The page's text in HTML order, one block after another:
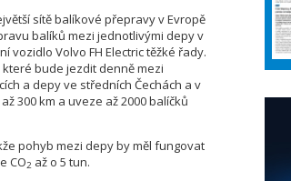
sítě balíkové přepravy v Evropě
balíků mezi jednotlivými depy v
vozidlo Volvo FH Electric těžké řady.
které bude jezdit denně mezi
a depy ve středních Čechách a v
300 km a uveze až 2000 balíčků
pohyb mezi depy by měl fungovat
CO2 až o 5 tun.